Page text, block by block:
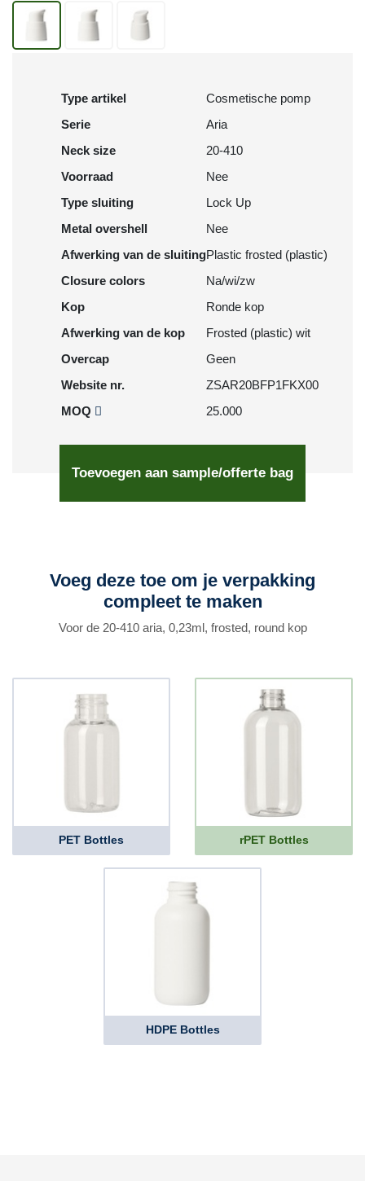
Type artikel
Cosmetische pomp
Serie
Aria
Neck size
20-410
Voorraad
Nee
Type sluiting
Lock Up
Metal overshell
Nee
Afwerking van de sluitingPlastic frosted (plastic)
Closure colors
Na/wi/zw
Kop
Ronde kop
Afwerking van de kop
Frosted (plastic) wit
Overcap
Geen
Website nr.
ZSAR20BFP1FKX00
MOQ
25.000
Toevoegen aan sample/offerte bag
Voeg deze toe om je verpakking
compleet te maken
Voor de 20-410 aria, 0,23ml, frosted, round kop
PET Bottles rPET Bottles
HDPE Bottles